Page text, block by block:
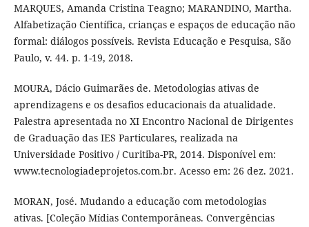
MARQUES, Amanda Cristina Teagno; MARANDINO, Martha.
Alfabetização Científica, crianças e espaços de educação não
formal: diálogos possíveis. Revista Educação e Pesquisa, São
Paulo, v. 44. p. 1-19, 2018.
MOURA, Dácio Guimarães de. Metodologias ativas de
aprendizagens e os desafios educacionais da atualidade.
Palestra apresentada no XI Encontro Nacional de Dirigentes
de Graduação das IES Particulares, realizada na
Universidade Positivo / Curitiba-PR, 2014. Disponível em:
www.tecnologiadeprojetos.com.br. Acesso em: 26 dez. 2021.
MORAN, José. Mudando a educação com metodologias
ativas. [Coleção Mídias Contemporâneas. Convergências